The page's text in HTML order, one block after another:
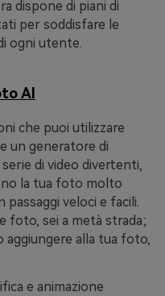
dispone di piani di
per soddisfare le
ogni utente.
AI
che puoi utilizzare
un generatore di
di video divertenti,
la tua foto molto
veloci e facili.
foto, sei a metà strada;
aggiungere alla tua foto,
e animazione